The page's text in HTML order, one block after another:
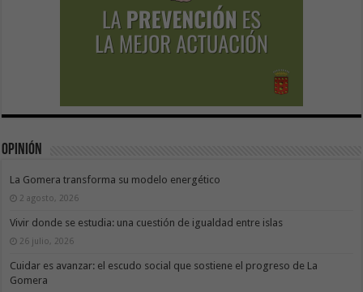
Opinión
La Gomera transforma su modelo energético
2 agosto, 2026
Vivir donde se estudia: una cuestión de igualdad entre islas
26 julio, 2026
Cuidar es avanzar: el escudo social que sostiene el progreso de La
Gomera